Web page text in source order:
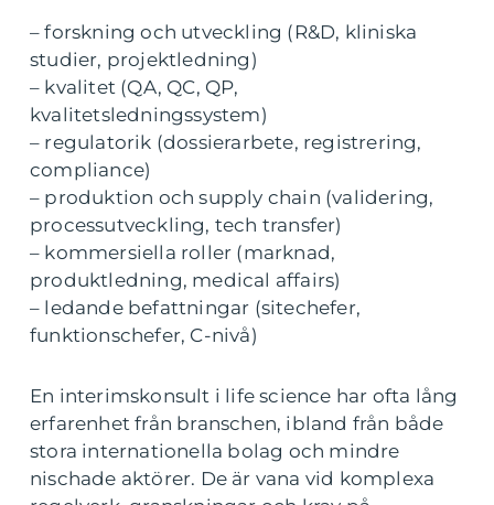
– forskning och utveckling (R&D, kliniska
studier, projektledning)
– kvalitet (QA, QC, QP,
kvalitetsledningssystem)
– regulatorik (dossierarbete, registrering,
compliance)
– produktion och supply chain (validering,
processutveckling, tech transfer)
– kommersiella roller (marknad,
produktledning, medical affairs)
– ledande befattningar (sitechefer,
funktionschefer, C-nivå)
En interimskonsult i life science har ofta lång
erfarenhet från branschen, ibland från både
stora internationella bolag och mindre
nischade aktörer. De är vana vid komplexa